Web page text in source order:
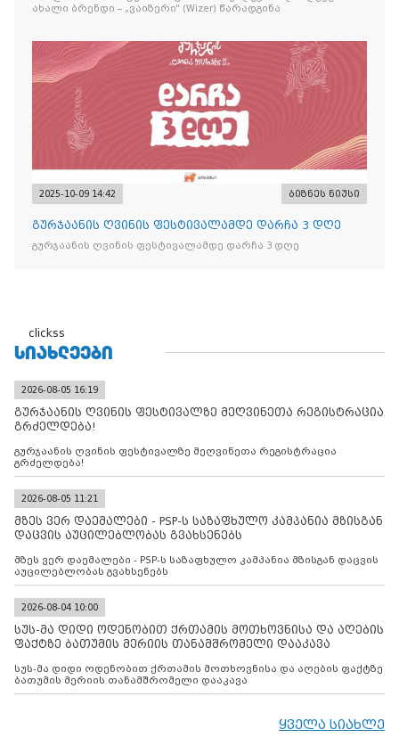
ახალი ბრენდი – „ვაიზერი“ (Wizer) წარადგინა
2025-10-09 14:42 ბიზნეს ნიუსი
გურჯაანის ღვინის ფესტივალამდე დარჩა 3 დღე
გურჯაანის ღვინის ფესტივალამდე დარჩა 3 დღე
clickss
ᲡᲘᲐᲮᲚᲔᲔᲑᲘ
2026-08-05 16:19
გურჯაანის ღვინის ფესტივალზე მეღვინეთა რეგისტრაცია
გრძელდება!
გურჯაანის ღვინის ფესტივალზე მეღვინეთა რეგისტრაცია
გრძელდება!
2026-08-05 11:21
მზეს ვერ დაემალები - PSP-ს საზაფხულო კამპანია მზისგან
დაცვის აუცილებლობას გვახსენებს
მზეს ვერ დაემალები - PSP-ს საზაფხულო კამპანია მზისგან დაცვის
აუცილებლობას გვახსენებს
2026-08-04 10:00
სუს-მა დიდი ოდენობით ქრთამის მოთხოვნისა და აღების
ფაქტზე ბათუმის მერიის თანამშრომელი დააკავა
სუს-მა დიდი ოდენობით ქრთამის მოთხოვნისა და აღების ფაქტზე
ბათუმის მერიის თანამშრომელი დააკავა
ყველა სიახლე